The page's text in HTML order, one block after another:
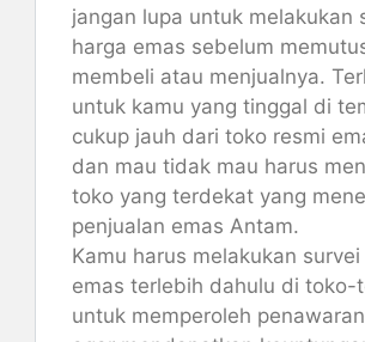
jangan lupa untuk melakukan
harga emas sebelum
membeli atau menjualnya.
untuk kamu yang tinggal di
cukup jauh dari toko resmi
dan mau tidak mau harus
toko yang terdekat yang
penjualan emas Antam.
Kamu harus melakukan survei
emas terlebih dahulu di toko-
untuk memperoleh